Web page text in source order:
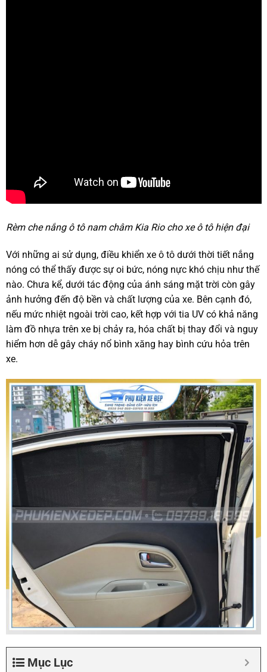
Rèm che nắng ô tô nam châm Kia Rio cho xe ô tô hiện đại
Với những ai sử dụng, điều khiển xe ô tô dưới thời tiết nắng
nóng có thể thấy được sự oi bức, nóng nực khó chịu như thế
nào. Chưa kể, dưới tác động của ánh sáng mặt trời còn gây
ảnh hưởng đến độ bền và chất lượng của xe. Bên cạnh đó,
nếu mức nhiệt ngoài trời cao, kết hợp với tia UV có khả năng
làm đồ nhựa trên xe bị chảy ra, hóa chất bị thay đổi và nguy
hiểm hơn dễ gây cháy nổ bình xăng hay bình cứu hỏa trên
xe.
Mục Lục